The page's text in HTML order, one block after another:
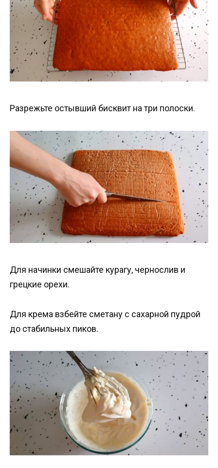
Разрежьте остывший бисквит на три полоски.
Для начинки смешайте курагу, чернослив и
грецкие орехи.
Для крема взбейте сметану с сахарной пудрой
до стабильных пиков.